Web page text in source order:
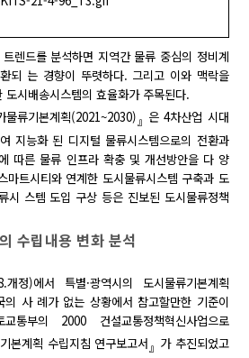
렌드를 분석하면 지역간 물류 중심의 정비계
되 는 경향이 뚜렷하다. 그리고 이와 맥락을
시배송시스템의 효율화가 주목된다.
물류기본계획(2021~2030) 』 은 4차산업 시대
지능화 된 디지털 물류시스템으로의 전환과
따른 물류 인프라 확충 및 개선방안을 다 양
마트시티와 연계한 도시물류시스템 구축과 도
시 스템 도입 구상 등은 진보된 도시물류정책
수립내용 변화 분석
개정)에서 특별·광역시의 도시물류기본계획
의 사 례가 없는 상황에서 참고할만한 기준이
통부의 2000 건설교통정책혁신사업으로
본계획 수립지침 연구보고서 』 가 추진되었고